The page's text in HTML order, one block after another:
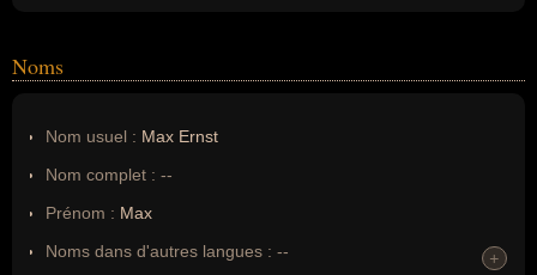
Noms
Nom usuel : Max Ernst
Nom complet : --
Prénom : Max
Noms dans d'autres langues : --
+